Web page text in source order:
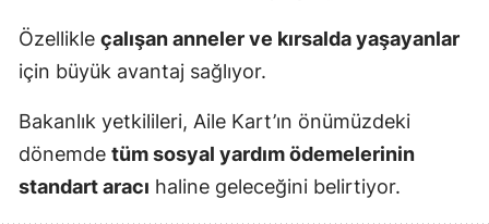
Özellikle çalışan anneler ve kırsalda yaşayanlar
için büyük avantaj sağlıyor.
Bakanlık yetkilileri, Aile Kart’ın önümüzdeki
dönemde tüm sosyal yardım ödemelerinin
standart aracı haline geleceğini belirtiyor.